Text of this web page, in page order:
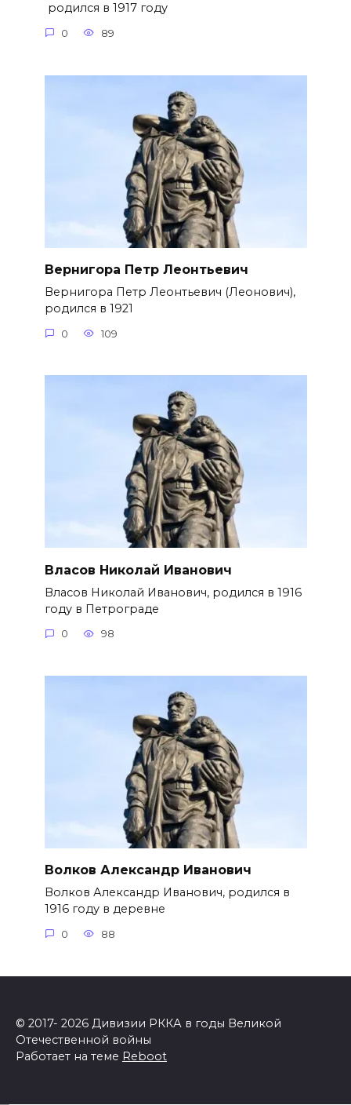
родился в 1917 году
0 89
Вернигора Петр Леонтьевич
Вернигора Петр Леонтьевич (Леонович),
родился в 1921
0 109
Власов Николай Иванович
Власов Николай Иванович, родился в 1916
году в Петрограде
0 98
Волков Александр Иванович
Волков Александр Иванович, родился в
1916 году в деревне
0 88
© 2017- 2026 Дивизии РККА в годы Великой
Отечественной войны
Работает на теме Reboot